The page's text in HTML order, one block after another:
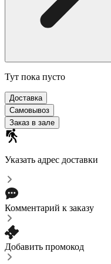
Тут пока пусто
Доставка
Самовывоз
Заказ в зале
Указать адрес доставки
Комментарий к заказу
Добавить промокод